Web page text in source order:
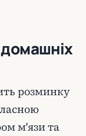
розминку
м'язи та